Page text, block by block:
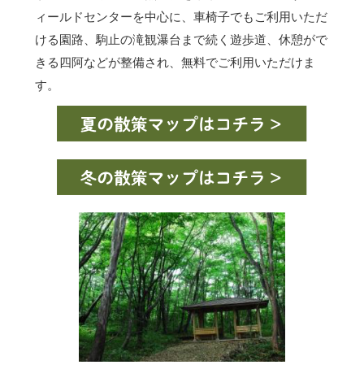
ィールドセンターを中心に、車椅子でもご利用いただ
ける園路、駒止の滝観瀑台まで続く遊歩道、休憩がで
きる四阿などが整備され、無料でご利用いただけま
す。